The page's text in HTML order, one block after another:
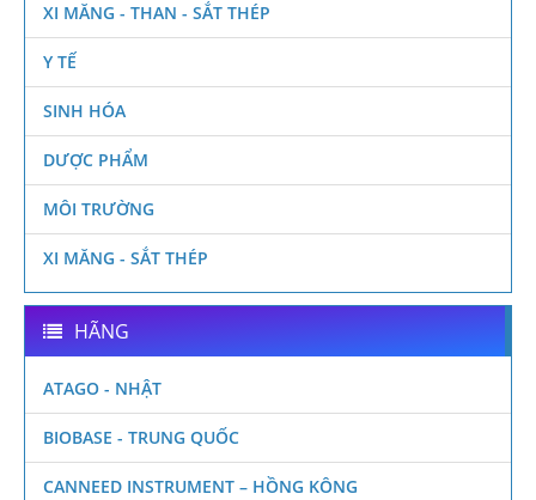
XI MĂNG - THAN - SẮT THÉP
Y TẾ
SINH HÓA
DƯỢC PHẨM
MÔI TRƯỜNG
XI MĂNG - SẮT THÉP
HÃNG
ATAGO - NHẬT
BIOBASE - TRUNG QUỐC
CANNEED INSTRUMENT – HỒNG KÔNG